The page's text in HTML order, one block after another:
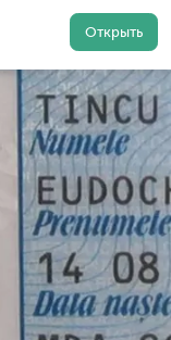
Открыть
Няни у метро